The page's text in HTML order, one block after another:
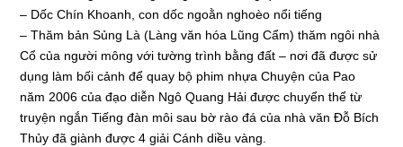
– Dốc Chín Khoanh, con dốc ngoằn nghoèo nổi tiếng
– Thăm bản Sủng Là (Làng văn hóa Lũng Cẩm) thăm ngôi nhà
Cổ của người mông với tường trình bằng đất – nơi đã được sử
dụng làm bối cảnh để quay bộ phim nhựa Chuyện của Pao
năm 2006 của đạo diễn Ngô Quang Hải được chuyển thể từ
truyện ngắn Tiếng đàn môi sau bờ rào đá của nhà văn Đỗ Bích
Thủy đã giành được 4 giải Cánh diều vàng.